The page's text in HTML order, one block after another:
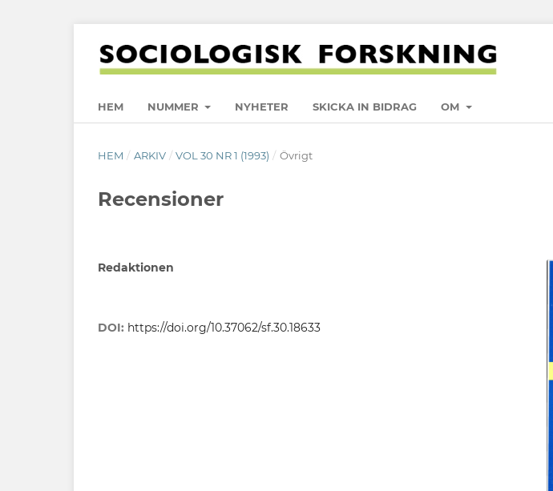
HEM NUMMER NYHETER SKICKA IN BIDRAG OM
HEM / ARKIV / VOL 30 NR 1 (1993) / Övrigt
Recensioner
Redaktionen
DOI: https://doi.org/10.37062/sf.30.18633